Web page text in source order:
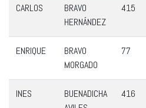
CARLOS
BRAVO
HERNÁNDEZ
415
ENRIQUE
BRAVO
MORGADO
77
INES
BUENADICHA
416